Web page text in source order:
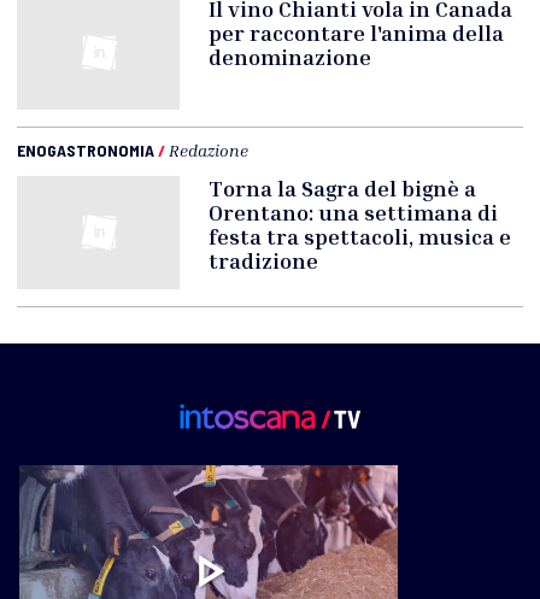
Il vino Chianti vola in Canada
per raccontare l'anima della
denominazione
ENOGASTRONOMIA/ Redazione
Torna la Sagra del bignè a
Orentano: una settimana di
festa tra spettacoli, musica e
tradizione